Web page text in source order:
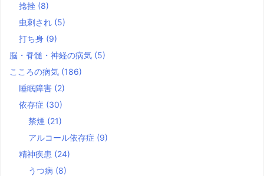
捻挫 (8)
虫刺され (5)
打ち身 (9)
脳・脊髄・神経の病気 (5)
こころの病気 (186)
睡眠障害 (2)
依存症 (30)
禁煙 (21)
アルコール依存症 (9)
精神疾患 (24)
うつ病 (8)